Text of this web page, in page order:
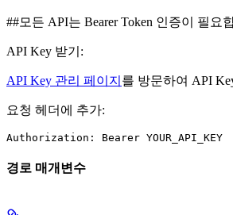
##모든 API는 Bearer Token 인증이 필요
API Key 받기:
API Key 관리 페이지 를 방문하여 API
요청 헤더에 추가:
경로 매개변수